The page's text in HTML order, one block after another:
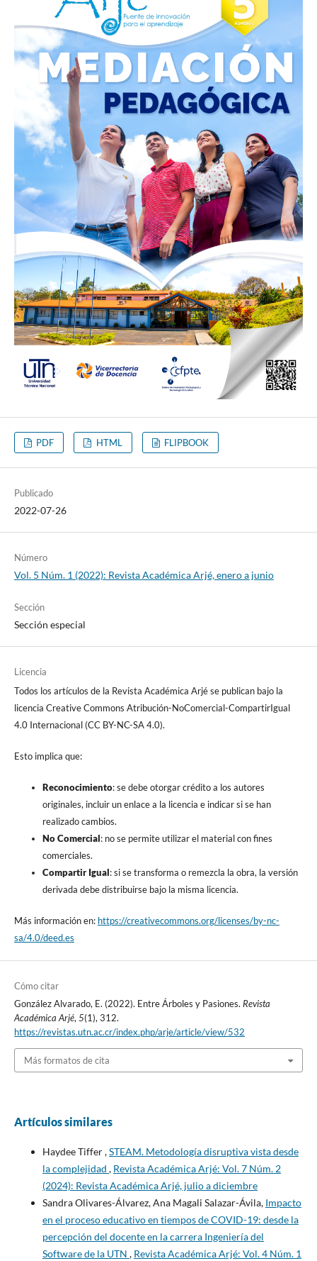
PDF HTML FLIPBOOK
Publicado
2022-07-26
Número
Vol. 5 Núm. 1 (2022): Revista Académica Arjé, enero a junio
Sección
Sección especial
Licencia
Todos los artículos de la Revista Académica Arjé se publican bajo la
licencia Creative Commons Atribución-NoComercial-CompartirIgual
4.0 Internacional (CC BY-NC-SA 4.0).
Esto implica que:
Reconocimiento: se debe otorgar crédito a los autores
originales, incluir un enlace a la licencia e indicar si se han
realizado cambios.
No Comercial: no se permite utilizar el material con fines
comerciales.
Compartir Igual: si se transforma o remezcla la obra, la versión
derivada debe distribuirse bajo la misma licencia.
Más información en: https://creativecommons.org/licenses/by-nc-
sa/4.0/deed.es
Cómo citar
González Alvarado, E. (2022). Entre Árboles y Pasiones. Revista
Académica Arjé, 5(1), 312.
https://revistas.utn.ac.cr/index.php/arje/article/view/532
Más formatos de cita
Artículos similares
Haydee Tiffer ,STEAM. Metodología disruptiva vista desde
la complejidad , Revista Académica Arjé: Vol. 7 Núm. 2
(2024): Revista Académica Arjé, julio a diciembre
Sandra Olivares-Álvarez, Ana Magali Salazar-Ávila, Impacto
en el proceso educativo en tiempos de COVID-19: desde la
percepción del docente en la carrera Ingeniería del
Software de la UTN , Revista Académica Arjé: Vol. 4 Núm. 1